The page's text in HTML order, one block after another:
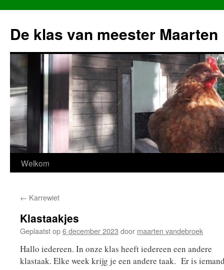
de
inhoud
De klas van meester Maarten
Welkom
← Karrewiet
Klastaakjes
Geplaatst op6 december 2023 door maarten vandebroek
Hallo iedereen. In onze klas heeft iedereen een andere
klastaak. Elke week krijg je een andere taak. Er is